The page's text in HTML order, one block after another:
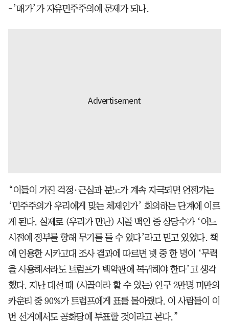
-’매가’가 자유민주주의에 문제가 되나.
“이들이 가진 걱정·근심과 분노가 계속 자극되면 언젠가는
‘민주주의가 우리에게 맞는 체제인가’ 회의하는 단계에 이르
게 된다. 실제로 (우리가 만난) 시골 백인 중 상당수가 ‘어느
시점에 정부를 향해 무기를 들 수 있다’라고 믿고 있었다. 책
에 인용한 시카고대 조사 결과에 따르면 넷 중 한 명이 ‘무력
을 사용해서라도 트럼프가 백악관에 복귀해야 한다’고 생각
했다. 지난 대선 때 (시골이라 할 수 있는) 인구 2만명 미만의
카운티 중 90%가 트럼프에게 표를 몰아줬다. 이 사람들이 이
번 선거에서도 공화당에 투표할 것이라고 본다.”